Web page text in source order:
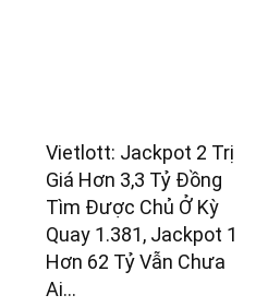
Vietlott: Jackpot 2 Trị
Giá Hơn 3,3 Tỷ Đồng
Tìm Được Chủ Ở Kỳ
Quay 1.381, Jackpot 1
Hơn 62 Tỷ Vẫn Chưa
Ai...